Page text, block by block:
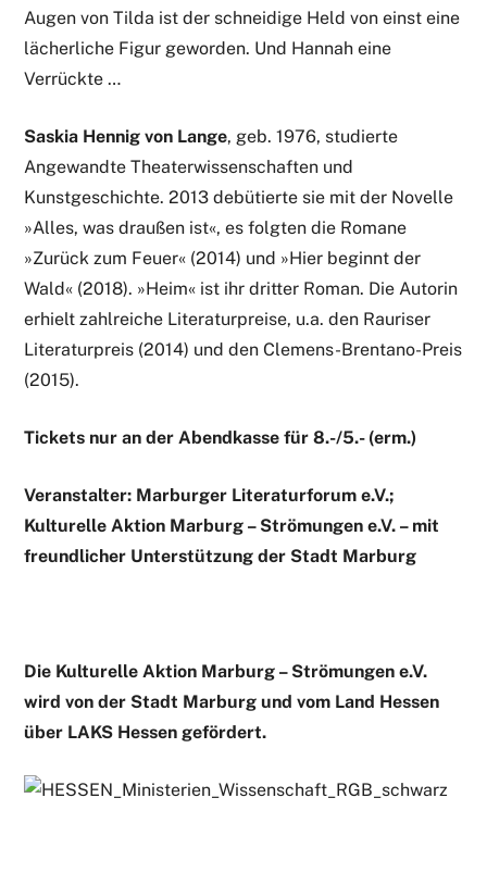
Augen von Tilda ist der schneidige Held von einst eine
lächerliche Figur geworden. Und Hannah eine
Verrückte …
Saskia Hennig von Lange, geb. 1976, studierte
Angewandte Theaterwissenschaften und
Kunstgeschichte. 2013 debütierte sie mit der Novelle
»Alles, was draußen ist«, es folgten die Romane
»Zurück zum Feuer« (2014) und »Hier beginnt der
Wald« (2018). »Heim« ist ihr dritter Roman. Die Autorin
erhielt zahlreiche Literaturpreise, u.a. den Rauriser
Literaturpreis (2014) und den Clemens-Brentano-Preis
(2015).
Tickets nur an der Abendkasse für 8.-/5.- (erm.)
Veranstalter: Marburger Literaturforum e.V.;
Kulturelle Aktion Marburg – Strömungen e.V. – mit
freundlicher Unterstützung der Stadt Marburg
Die Kulturelle Aktion Marburg – Strömungen e.V.
wird von der Stadt Marburg und vom Land Hessen
über LAKS Hessen gefördert.